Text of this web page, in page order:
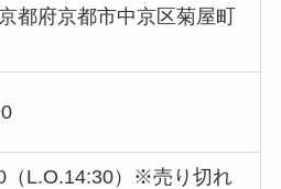
都府京都市中京区菊屋町
（L.O.14:30）※売り切れ